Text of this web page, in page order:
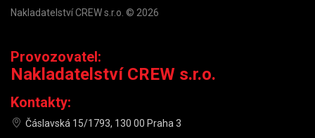
Nakladatelství CREW s.r.o. © 2026
Provozovatel:
Nakladatelství CREW s.r.o.
Kontakty:
Čáslavská 15/1793, 130 00 Praha 3